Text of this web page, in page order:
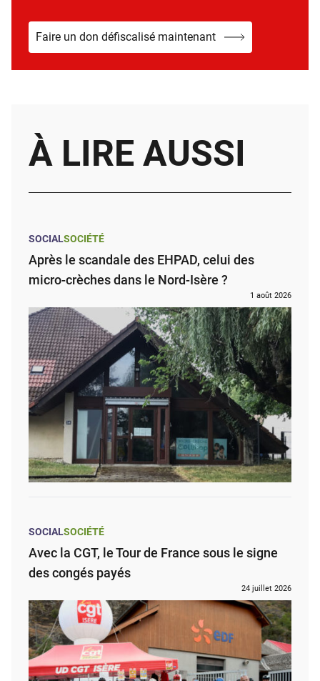
Faire un don défiscalisé maintenant
À LIRE AUSSI
SOCIALSOCIÉTÉ
Après le scandale des EHPAD, celui des
micro-crèches dans le Nord-Isère ?
1 août 2026
SOCIALSOCIÉTÉ
Avec la CGT, le Tour de France sous le signe
des congés payés
24 juillet 2026